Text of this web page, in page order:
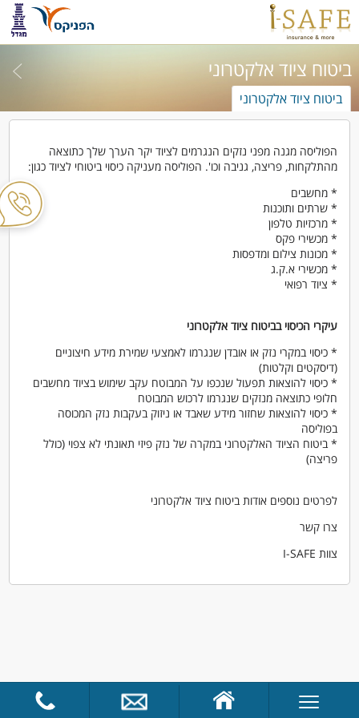
ביטוח ציוד אלקטרוני
ביטוח ציוד אלקטרוני
הפוליסה מגנה מפני נזקים הנגרמים לציוד יקר הערך שלך כתוצאה
מהתלקחות, פריצה, גניבה וכו'. הפוליסה מעניקה כיסוי ביטוחי לציוד כגון:
* מחשבים
* שרתים ותוכנות
* מרכזיות טלפון
* מכשירי פקס
* מכונות צילום ומדפסות
* מכשירי א.ק.ג
* ציוד רפואי
עיקרי הכיסוי בביטוח ציוד אלקטרוני
* כיסוי במקרי נזק או אובדן שנגרמו לאמצעי שמירת מידע חיצוניים
(דיסקטים וקלטות)
* כיסוי להוצאות תפעול שנכפו על המבוטח עקב שימוש בציוד מחשבים
חלופי כתוצאה מנזקים שנגרמו לרכוש המבוטח
* כיסוי להוצאות שחזור מידע שאבד או ניזוק בעקבות נזק המכוסה
בפוליסה
* ביטוח הציוד האלקטרוני במקרה של נזק פיזי תאונתי לא צפוי (כולל
פריצה)
לפרטים נוספים אודות ביטוח ציוד אלקטרוני
צרו קשר
צוות I-SAFE